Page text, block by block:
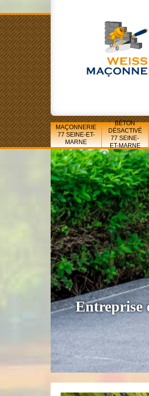
MAÇONNERIE
77 SEINE-ET-
MARNE
BÉTON
DÉSACTIVÉ
77 SEINE-
ET-MARNE
Entreprise